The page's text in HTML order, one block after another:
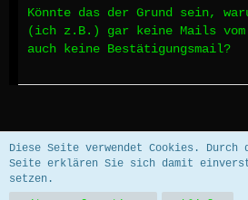
Könnte das der Grund sein,
(ich z.B.) gar keine Mails vom
auch keine Bestätigungsmail?
Diese Seite verwendet Cookies. Durch
Seite erklären Sie sich damit
setzen.